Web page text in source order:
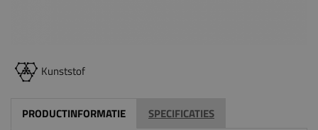
Kunststof
PRODUCTINFORMATIE SPECIFICATIES